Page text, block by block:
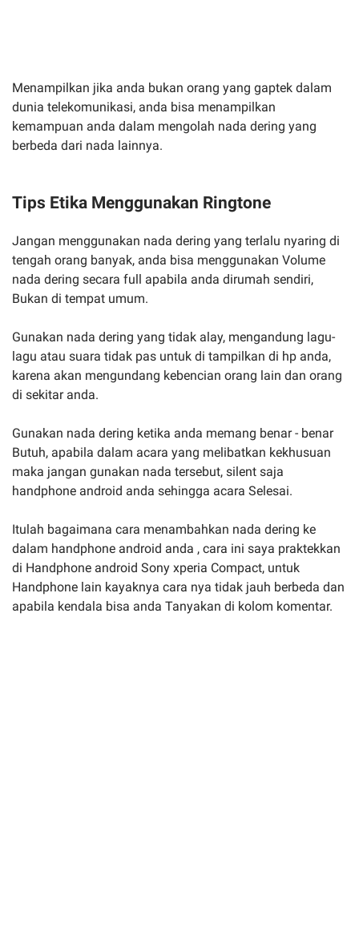
Menampilkan jika anda bukan orang yang gaptek dalam
dunia telekomunikasi, anda bisa menampilkan
kemampuan anda dalam mengolah nada dering yang
berbeda dari nada lainnya.
Tips Etika Menggunakan Ringtone
Jangan menggunakan nada dering yang terlalu nyaring di
tengah orang banyak, anda bisa menggunakan Volume
nada dering secara full apabila anda dirumah sendiri,
Bukan di tempat umum.
Gunakan nada dering yang tidak alay, mengandung lagu-
lagu atau suara tidak pas untuk di tampilkan di hp anda,
karena akan mengundang kebencian orang lain dan orang
di sekitar anda.
Gunakan nada dering ketika anda memang benar - benar
Butuh, apabila dalam acara yang melibatkan kekhusuan
maka jangan gunakan nada tersebut, silent saja
handphone android anda sehingga acara Selesai.
Itulah bagaimana cara menambahkan nada dering ke
dalam handphone android anda , cara ini saya praktekkan
di Handphone android Sony xperia Compact, untuk
Handphone lain kayaknya cara nya tidak jauh berbeda dan
apabila kendala bisa anda Tanyakan di kolom komentar.